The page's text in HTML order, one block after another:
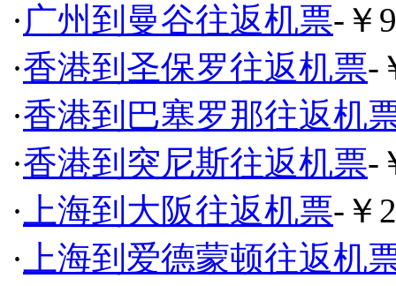
·广州到曼谷往返机票-￥
·香港到圣保罗往返机票-
·香港到巴塞罗那往返机
·香港到突尼斯往返机票-
· 上海到大阪往返机票-￥
· 上海到爱德蒙顿往返机